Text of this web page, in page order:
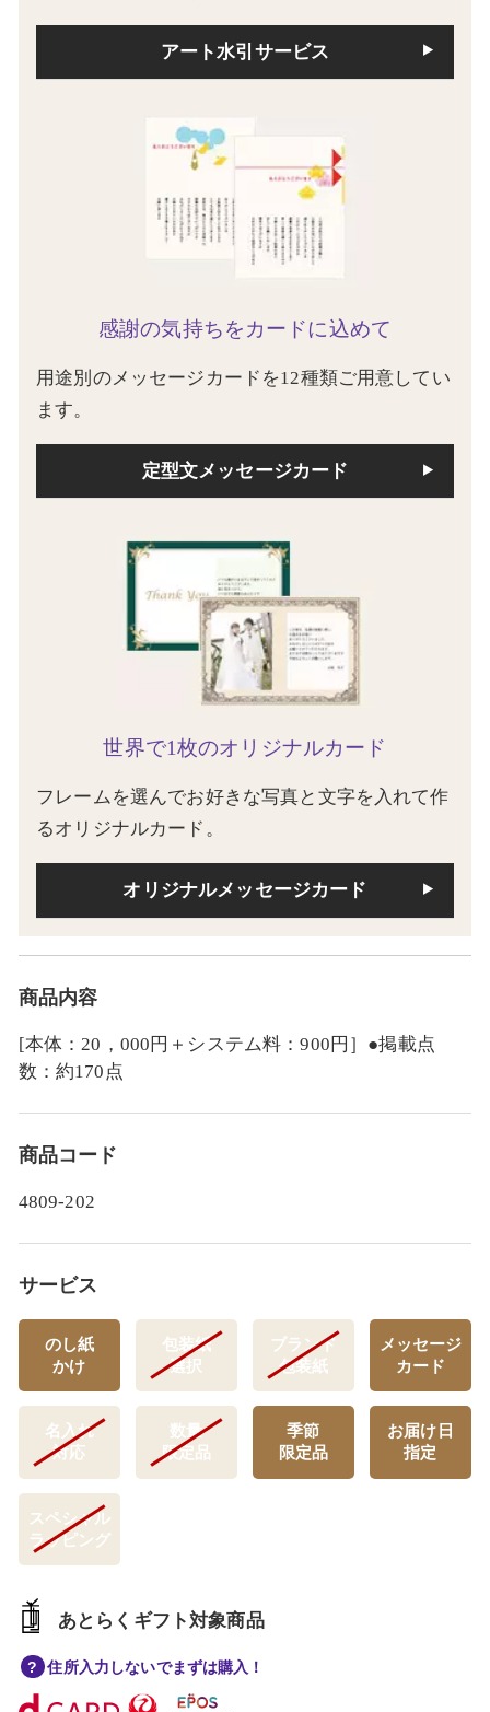
アート水引サービス
感謝の気持ちをカードに込めて
用途別のメッセージカードを12種類ご用意してい
ます。
定型文メッセージカード
世界で1枚のオリジナルカード
フレームを選んでお好きな写真と文字を入れて作
るオリジナルカード。
オリジナルメッセージカード
商品内容
[本体：20，000円＋システム料：900円］●掲載点
数：約170点
商品コード
4809-202
サービス
のし紙
かけ
包装紙
選択
ブランド
包装紙
メッセージ
カード
名入れ
対応
数量
限定品
季節
限定品
お届け日
指定
スペシャル
ラッピング
あとらくギフト対象商品
住所入力しないでまずは購入！